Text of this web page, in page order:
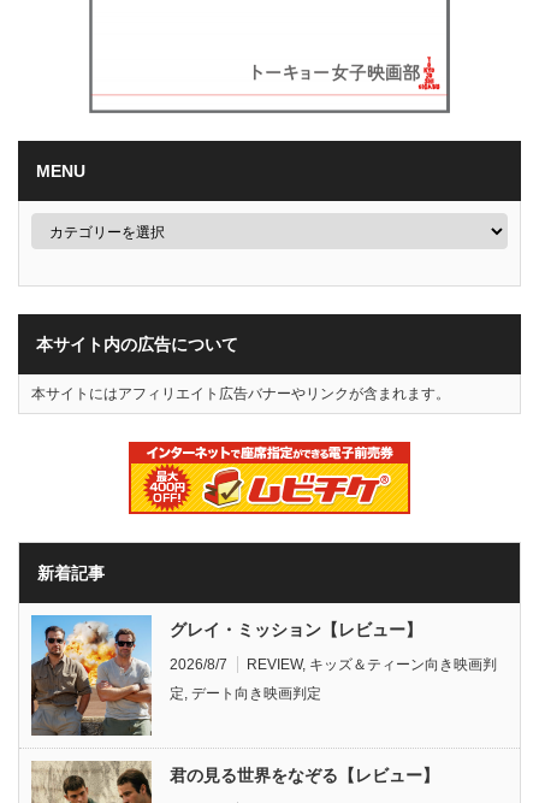
MENU
本サイト内の広告について
本サイトにはアフィリエイト広告バナーやリンクが含まれます。
新着記事
グレイ・ミッション【レビュー】
2026/8/7 REVIEW, キッズ＆ティーン向き映画判
定, デート向き映画判定
君の見る世界をなぞる【レビュー】